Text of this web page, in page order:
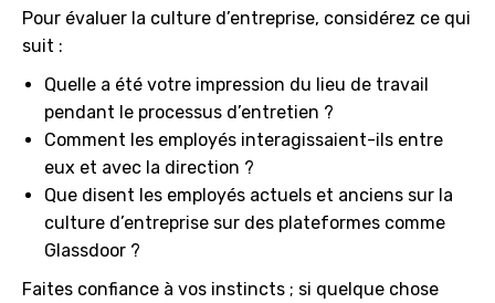
Pour évaluer la culture d’entreprise, considérez ce qui
suit :
Quelle a été votre impression du lieu de travail
pendant le processus d’entretien ?
Comment les employés interagissaient-ils entre
eux et avec la direction ?
Que disent les employés actuels et anciens sur la
culture d’entreprise sur des plateformes comme
Glassdoor ?
Faites confiance à vos instincts ; si quelque chose